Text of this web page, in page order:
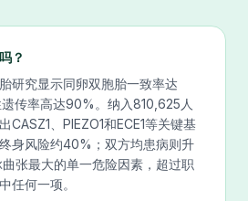
？
研究显示同卵双胞胎一致率达
传率高达90%。纳入810,625人
CASZ1、PIEZO1和ECE1等关键基
身风险约40%；双方均患病则升
张最大的单一危险因素，超过职
任何一项。